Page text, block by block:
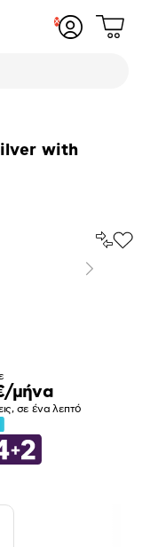
Δες
with
Επόμενο
μήνα
σε ένα λεπτό